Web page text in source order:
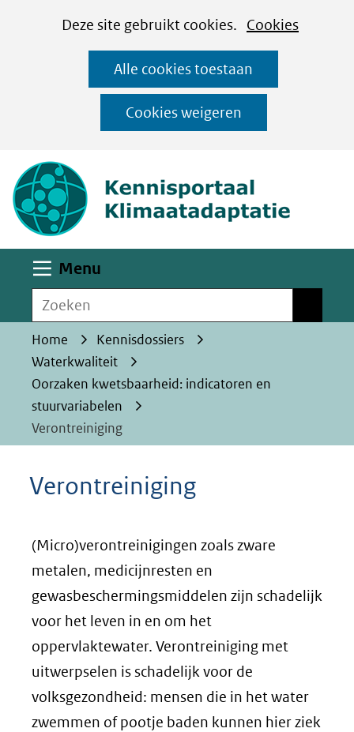
CookiesDeze site gebruikt cookies. Cookies
op
deze
website
worden
toegestaan
geweigerd.
Alle cookies toestaan
Cookies weigeren
Ga
naar
de
inhoud
Menu
Zoeken
Home
Kennisdossiers
Waterkwaliteit
Oorzaken kwetsbaarheid: indicatoren en
stuurvariabelen
Verontreiniging
Verontreiniging
(Micro)verontreinigingen zoals zware
metalen, medicijnresten en
gewasbeschermingsmiddelen zijn schadelijk
voor het leven in en om het
oppervlaktewater. Verontreiniging met
uitwerpselen is schadelijk voor de
volksgezondheid: mensen die in het water
zwemmen of pootje baden kunnen hier ziek